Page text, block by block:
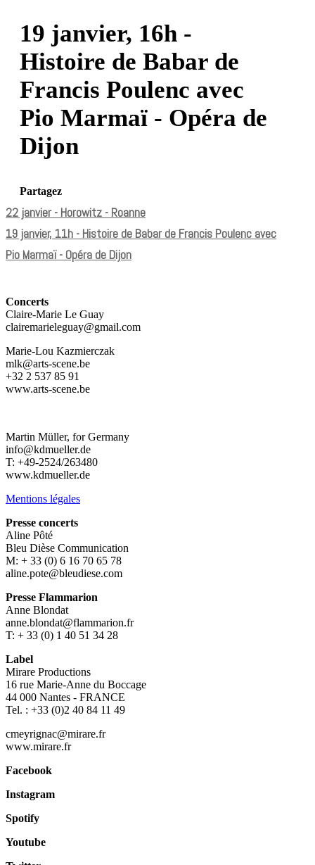
19 janvier, 16h -
Histoire de Babar de
Francis Poulenc avec
Pio Marmaï - Opéra de
Dijon
Partagez
22 janvier - Horowitz - Roanne
19 janvier, 11h - Histoire de Babar de Francis Poulenc avec
Pio Marmaï - Opéra de Dijon
Concerts
Claire-Marie Le Guay
clairemarieleguay@gmail.com
Marie-Lou Kazmierczak
mlk@arts-scene.be
+32 2 537 85 91
www.arts-scene.be
Martin Müller, for Germany
info@kdmueller.de
T: +49-2524/263480
www.kdmueller.de
Mentions légales
Presse concerts
Aline Pôté
Bleu Dièse Communication
M: + 33 (0) 6 16 70 65 78
aline.pote@bleudiese.com
Presse Flammarion
Anne Blondat
anne.blondat@flammarion.fr
T: + 33 (0) 1 40 51 34 28
Label
Mirare Productions
16 rue Marie-Anne du Boccage
44 000 Nantes - FRANCE
Tel. : +33 (0)2 40 84 11 49
cmeyrignac@mirare.fr
www.mirare.fr
Facebook
Instagram
Spotify
Youtube